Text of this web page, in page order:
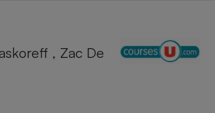
, Zac DeCafetière à expressos